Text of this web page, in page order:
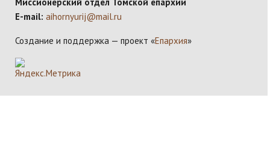
E-mail: aihornyurij@mail.ru
Создание и поддержка — проект «Епархия»